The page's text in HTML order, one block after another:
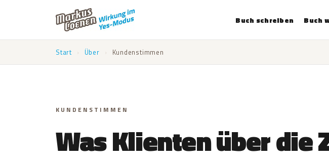
Buch schreiben Buch
Start › Über › Kundenstimmen
KUNDENSTIMMEN
Was Klienten über die